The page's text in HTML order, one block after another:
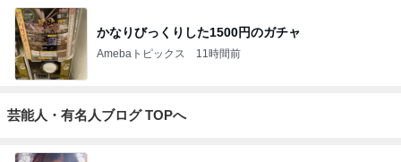
かなりびっくりした1500円のガチャ
Amebaトピックス 11時間前
芸能人・有名人ブログ TOPへ